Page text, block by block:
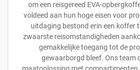
om een reisgereed EVA-
voldeed aan hun hoge eisen voor
uitdaging bestond erin een koffer
zwaarste reisomstandigheden
gemakkelijke toegang tot de
gewaarborgd bleef. Ons team